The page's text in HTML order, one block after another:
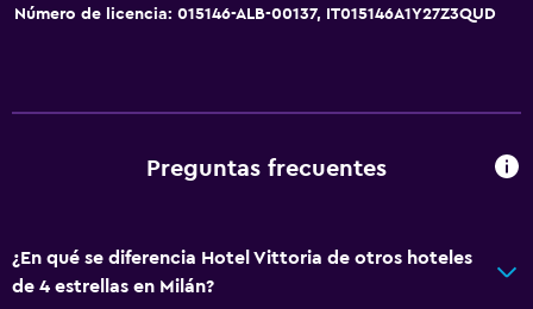
Minibar
Desayuno en la habitación
Tetera/cafetera
Número de licencia: 015146-ALB-00137, IT015146A1Y27Z3QUD
Preguntas frecuentes
¿En qué se diferencia Hotel Vittoria de otros hoteles
de 4 estrellas en Milán?